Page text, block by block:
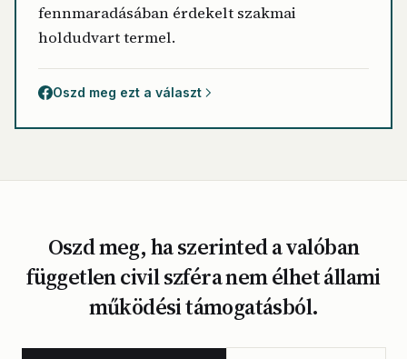
fennmaradásában érdekelt szakmai
holdudvart termel.
Oszd meg ezt a választ
Oszd meg, ha szerinted a valóban
független civil szféra nem élhet állami
működési támogatásból.